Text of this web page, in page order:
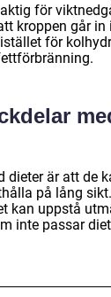
för
kroppen går
för
dieter är att de
på lång
kan uppstå
inte passar